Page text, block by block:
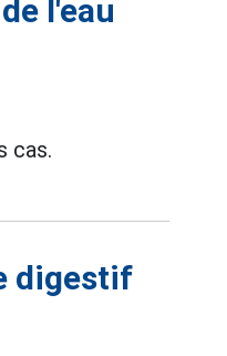
l'eau
cas.
digestif